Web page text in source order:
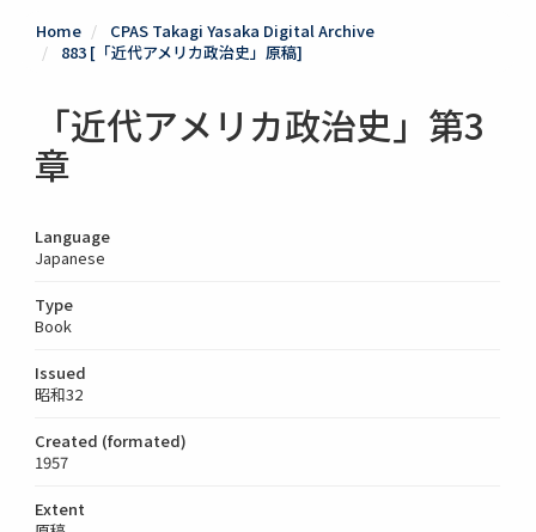
Home
CPAS Takagi Yasaka Digital Archive
883 [「近代アメリカ政治史」原稿]
「近代アメリカ政治史」第3
章
Language
Japanese
Type
Book
Issued
昭和32
Created (formated)
1957
Extent